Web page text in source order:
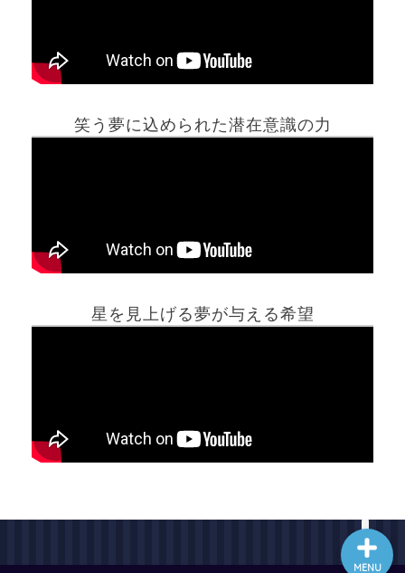
笑う夢に込められた潜在意識の力
星を見上げる夢が与える希望
MENU
ホーム
最新記事動画